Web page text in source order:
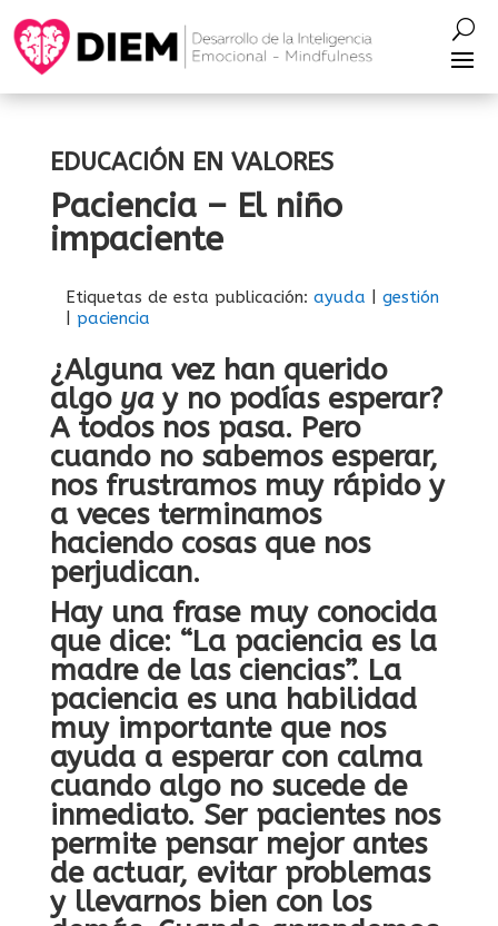
EDUCACIÓN EN VALORES
Paciencia – El niño
impaciente
Etiquetas de esta publicación: ayuda
gestión
paciencia
¿Alguna vez han querido
algo yay no podías esperar?
A todos nos pasa. Pero
cuando no sabemos esperar,
nos frustramos muy rápido y
a veces terminamos
haciendo cosas que nos
perjudican.
Hay una frase muy conocida
que dice: “La paciencia es la
madre de las ciencias”. La
paciencia es una habilidad
muy importante que nos
ayuda a esperar con calma
cuando algo no sucede de
inmediato. Ser pacientes nos
permite pensar mejor antes
de actuar, evitar problemas
y llevarnos bien con los